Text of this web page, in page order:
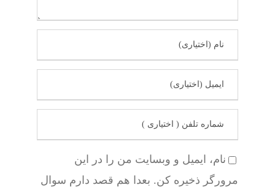
نام، ایمیل و وبسایت من را در این
مرورگر ذخیره کن. بعدا هم قصد دارم سوال